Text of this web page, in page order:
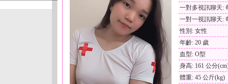
一對多視訊聊天:
一對一視訊聊天:
性別: 女性
年齡: 20 歲
血型: O型
身高: 161 公分
體重: 45 公斤(kg)